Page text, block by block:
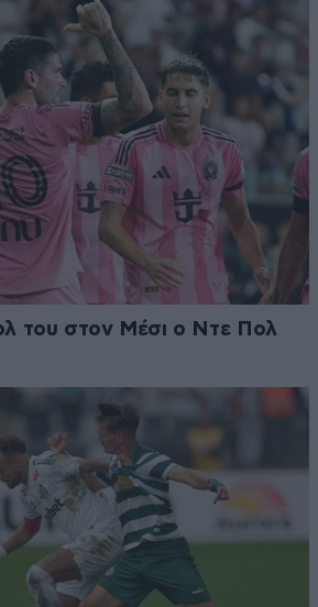
του στον Μέσι ο Ντε Πολ